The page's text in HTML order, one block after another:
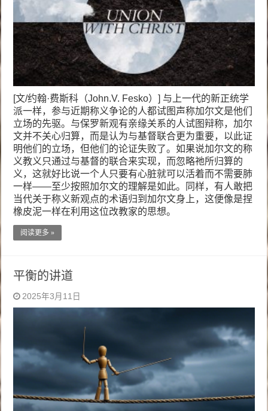
[文/约翰·费斯科（John.V. Fesko）] 与上一代的新正统学
派一样，参与近期称义争论的人都试图声称加尔文是他们
立场的先驱。与保罗新观有亲缘关系的人试图辩称，加尔
文并不关心归算，而是认为与基督联合更为重要，以此证
明他们的立场，但他们的论证失败了。如果说加尔文的称
义教义只通过与基督的联合来实现，而忽略祂所归算的
义，这就好比说一个人只要有心脏就可以活着而不需要肺
一样——至少按照加尔文的理解是如此。同样，有人敢把
当代关于称义新观点的术语归到加尔文身上，这便像是捏
橡皮泥一样在利用这位改教家的思想。
阅读更多 »
平衡的讲道
2025年3月11日